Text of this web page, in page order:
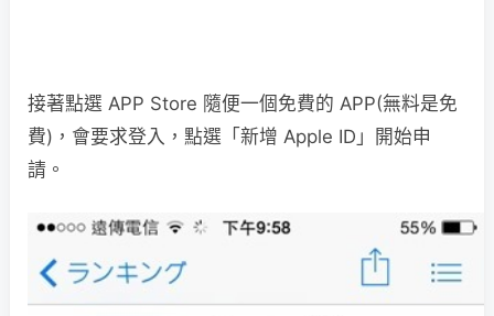
接著點選 APP Store 隨便一個免費的 APP(無料是免
費)，會要求登入，點選「新增 Apple ID」開始申
請。